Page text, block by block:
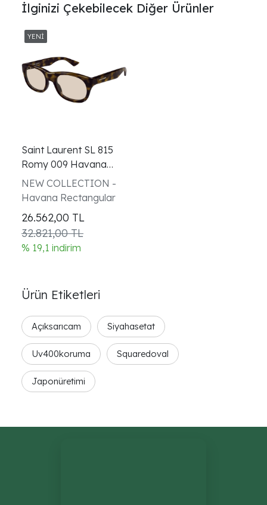
İlginizi Çekebilecek Diğer Ürünler
Saint Laurent SL 815
Romy 009 Havana
Erkek Kadın Gözlüğü
NEW COLLECTION -
Havana Rectangular
26.562,00 TL
32.821,00 TL
% 19,1 indirim
Ürün Etiketleri
Açıksarıcam Siyahasetat
Uv400koruma Squaredoval
Japonüretimi